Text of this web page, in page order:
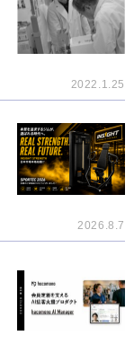
2022.1.25
2026.8.7